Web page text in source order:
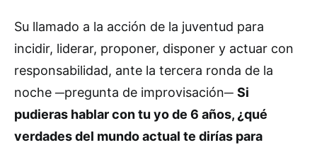
Su llamado a la acción de la juventud para
incidir, liderar, proponer, disponer y actuar con
responsabilidad, ante la tercera ronda de la
noche ─pregunta de improvisación─ Si
pudieras hablar con tu yo de 6 años, ¿qué
verdades del mundo actual te dirías para